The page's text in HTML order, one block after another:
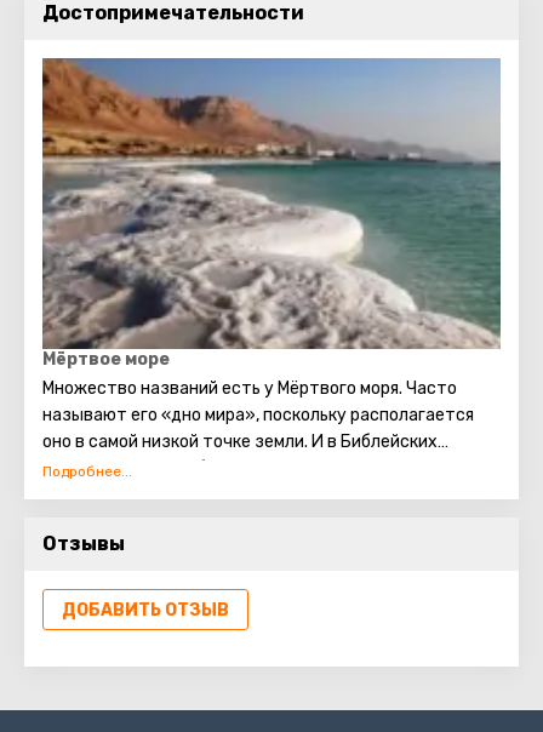
Достопримечательности
Мёртвое море
Множество названий есть у Мёртвого моря. Часто
называют его «дно мира», поскольку располагается
оно в самой низкой точке земли. И в Библейских
сюжетах этот необыкновенный водоём находит
отражение. Говорят, что в смеси для скрепления
использовался состав, приготовленный на основе
Использовали их и для укрепления Ноева ковчега. На
берегах Мёртвого моря создана превосходная
использованием морской воды и лечебных грязей.
Отзывы
ДОБАВИТЬ ОТЗЫВ